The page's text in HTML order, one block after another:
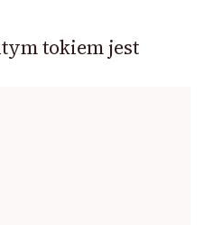
tokiem jest